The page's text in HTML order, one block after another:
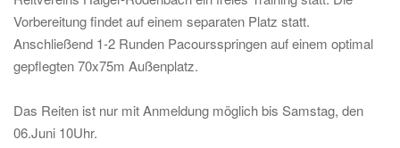
Vorbereitung findet auf einem separaten Platz statt.
Anschließend 1-2 Runden Pacoursspringen auf einem optimal
gepflegten 70x75m Außenplatz.
Das Reiten ist nur mit Anmeldung möglich bis Samstag, den
06.Juni 10Uhr.